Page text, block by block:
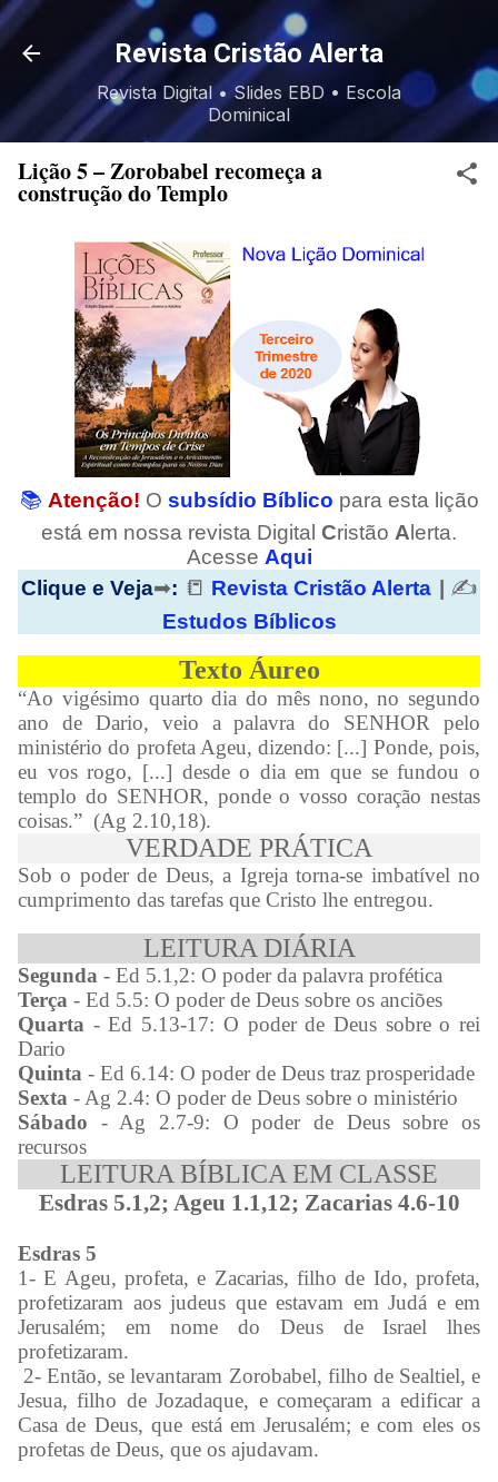
Pular para o conteúdo principal
Revista Cristão Alerta
Revista Digital • Slides EBD • Escola
Dominical
Lição 5 – Zorobabel recomeça a
construção do Templo
📚 Atenção! O subsídio Bíblico para esta lição
está em nossa revista Digital Cristão A lerta.
Acesse Aqui
Clique e Veja➡: 📒 Revista Cristão Alerta ✍
Estudos Bíblicos
Texto Áureo
“Ao vigésimo quarto dia do mês nono, no segundo
ano de Dario, veio a palavra do SENHOR pelo
ministério do profeta Ageu, dizendo: [...] Ponde, pois,
eu vos rogo, [...] desde o dia em que se fundou o
templo do SENHOR, ponde o vosso coração nestas
coisas.” (Ag 2.10,18).
VERDADE PRÁTICA
Sob o poder de Deus, a Igreja torna-se imbatível no
cumprimento das tarefas que Cristo lhe entregou.
LEITURA DIÁRIA
Segunda - Ed 5.1,2: O poder da palavra profética
Terça - Ed 5.5: O poder de Deus sobre os anciões
Quarta - Ed 5.13-17: O poder de Deus sobre o rei
Dario
Quinta - Ed 6.14: O poder de Deus traz prosperidade
Sexta - Ag 2.4: O poder de Deus sobre o ministério
Sábado - Ag 2.7-9: O poder de Deus sobre os
recursos
LEITURA BÍBLICA EM CLASSE
Esdras 5.1,2; Ageu 1.1,12; Zacarias 4.6-10
Esdras 5
1- E Ageu, profeta, e Zacarias, filho de Ido, profeta,
profetizaram aos judeus que estavam em Judá e em
Jerusalém; em nome do Deus de Israel lhes
profetizaram.
2- Então, se levantaram Zorobabel, filho de Sealtiel, e
Jesua, filho de Jozadaque, e começaram a edificar a
Casa de Deus, que está em Jerusalém; e com eles os
profetas de Deus, que os ajudavam.